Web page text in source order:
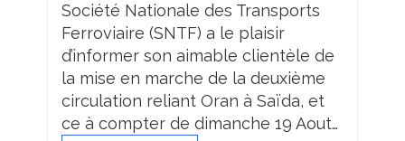
Société Nationale des Transports
Ferroviaire (SNTF) a le plaisir
d’informer son aimable clientèle de
la mise en marche de la deuxième
circulation reliant Oran à Saïda, et
ce à compter de dimanche 19 Aout…